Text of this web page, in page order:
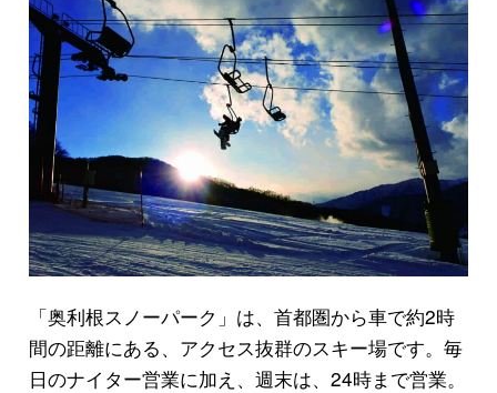
「奥利根スノーパーク」は、首都圏から車で約2時
間の距離にある、アクセス抜群のスキー場です。毎
日のナイター営業に加え、週末は、24時まで営業。